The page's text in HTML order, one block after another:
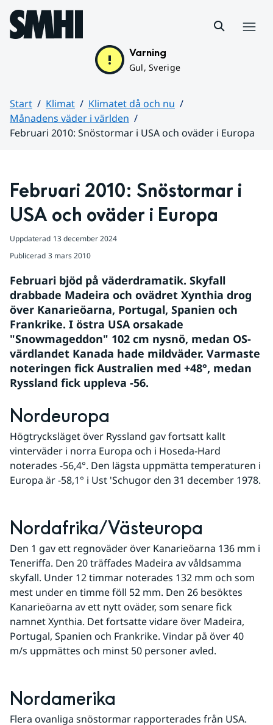
Hoppa till sidans innehåll
Varning
Gul, Sverige
Start Klimat
Klimatet då och nu
Månadens väder i världen
Februari 2010: Snöstormar i USA och oväder i Europa
Februari 2010: Snöstormar i
USA och oväder i Europa
Uppdaterad 13 december 2024
Publicerad 3 mars 2010
Februari bjöd på väderdramatik. Skyfall
drabbade Madeira och ovädret Xynthia drog
över Kanarieöarna, Portugal, Spanien och
Frankrike. I östra USA orsakade
"Snowmageddon" 102 cm nysnö, medan OS-
värdlandet Kanada hade mildväder. Varmaste
noteringen fick Australien med +48°, medan
Ryssland fick uppleva -56.
Nordeuropa
Högtrycksläget över Ryssland gav fortsatt kallt
vinterväder i norra Europa och i Hoseda-Hard
noterades -56,4°. Den lägsta uppmätta temperaturen i
Europa är -58,1° i Ust 'Schugor den 31 december 1978.
Nordafrika/Västeuropa
Den 1 gav ett regnoväder över Kanarieöarna 136 mm i
Teneriffa. Den 20 träffades Madeira av våldsamma
skyfall. Under 12 timmar noterades 132 mm och som
mest under en timme föll 52 mm. Den 26 besöktes
Kanarieöarna av ett nytt oväder, som senare fick
namnet Xynthia. Det fortsatte vidare över Madeira,
Portugal, Spanien och Frankrike. Vindar på över 40
m/s uppmättes och minst 50 personer avled.
Nordamerika
Flera ovanliga snöstormar rapporterades från USA.